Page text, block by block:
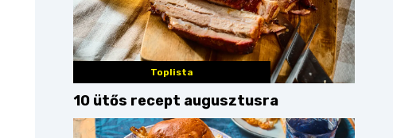
Toplista
10 ütős recept augusztusra